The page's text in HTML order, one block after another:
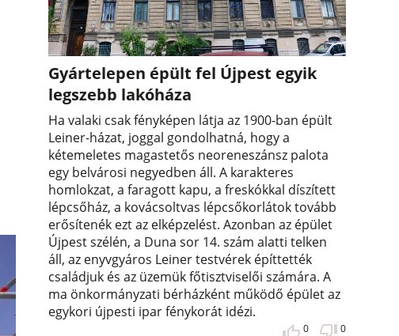
Gyártelepen épült fel Újpest egyik
legszebb lakóháza
Ha valaki csak fényképen látja az 1900-ban épült
Leiner-házat, joggal gondolhatná, hogy a
kétemeletes magastetős neoreneszánsz palota
egy belvárosi negyedben áll. A karakteres
homlokzat, a faragott kapu, a freskókkal díszített
lépcsőház, a kovácsoltvas lépcsőkorlátok tovább
erősítenék ezt az elképzelést. Azonban az épület
Újpest szélén, a Duna sor 14. szám alatti telken
áll, az enyvgyáros Leiner testvérek építtették
családjuk és az üzemük főtisztviselői számára. A
ma önkormányzati bérházként működő épület az
egykori újpesti ipar fénykorát idézi.
0 0